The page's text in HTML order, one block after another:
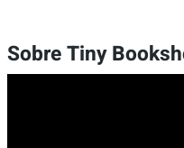
Sobre Tiny